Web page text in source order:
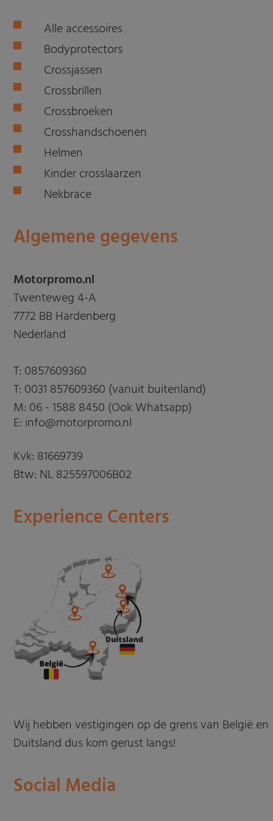
Alle accessoires
Bodyprotectors
Crossjassen
Crossbrillen
Crossbroeken
Crosshandschoenen
Helmen
Kinder crosslaarzen
Nekbrace
Algemene gegevens
Motorpromo.nl
Twenteweg 4-A
7772 BB Hardenberg
Nederland
T: 0857609360
T: 0031 857609360 (vanuit buitenland)
M: 06 - 1588 8450 (Ook Whatsapp)
E: info@motorpromo.nl
Kvk: 81669739
Btw: NL 825597006B02
Experience Centers
Wij hebben vestigingen op de grens van België en
Duitsland dus kom gerust langs!
Social Media